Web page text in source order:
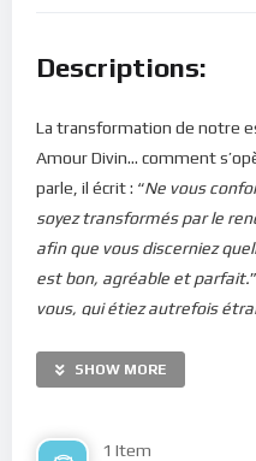
Descriptions:
La transformation de notre
Amour Divin… comment
parle, il écrit : “Ne vous
soyez transformés par le
afin que vous discerniez
est bon, agréable et parfait.
vous, qui étiez autrefois
réconciliés par sa mort dans
SHOW MORE
1 Item